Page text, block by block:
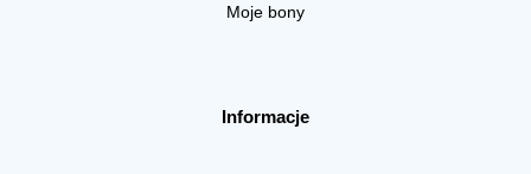
Moje bony
Informacje